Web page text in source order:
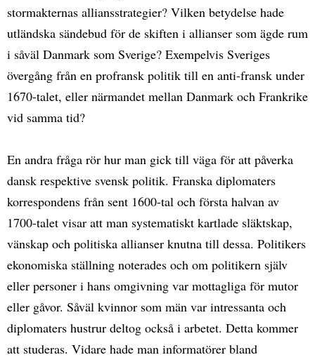
stormakternas alliansstrategier? Vilken betydelse hade
utländska sändebud för de skiften i allianser som ägde rum
i såväl Danmark som Sverige? Exempelvis Sveriges
övergång från en profransk politik till en anti-fransk under
1670-talet, eller närmandet mellan Danmark och Frankrike
vid samma tid?
En andra fråga rör hur man gick till väga för att påverka
dansk respektive svensk politik. Franska diplomaters
korrespondens från sent 1600-tal och första halvan av
1700-talet visar att man systematiskt kartlade släktskap,
vänskap och politiska allianser knutna till dessa. Politikers
ekonomiska ställning noterades och om politikern själv
eller personer i hans omgivning var mottagliga för mutor
eller gåvor. Såväl kvinnor som män var intressanta och
diplomaters hustrur deltog också i arbetet. Detta kommer
att studeras. Vidare hade man informatörer bland